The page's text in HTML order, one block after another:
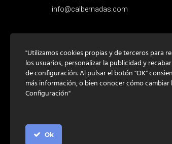
info@calbernadas.com
"Utilizamos cookies propias y de terceros para
los usuarios, personalizar la publicidad y
de configuración. Al pulsar el botón "OK"
más información, o bien conocer cómo
Configuración"
Ok